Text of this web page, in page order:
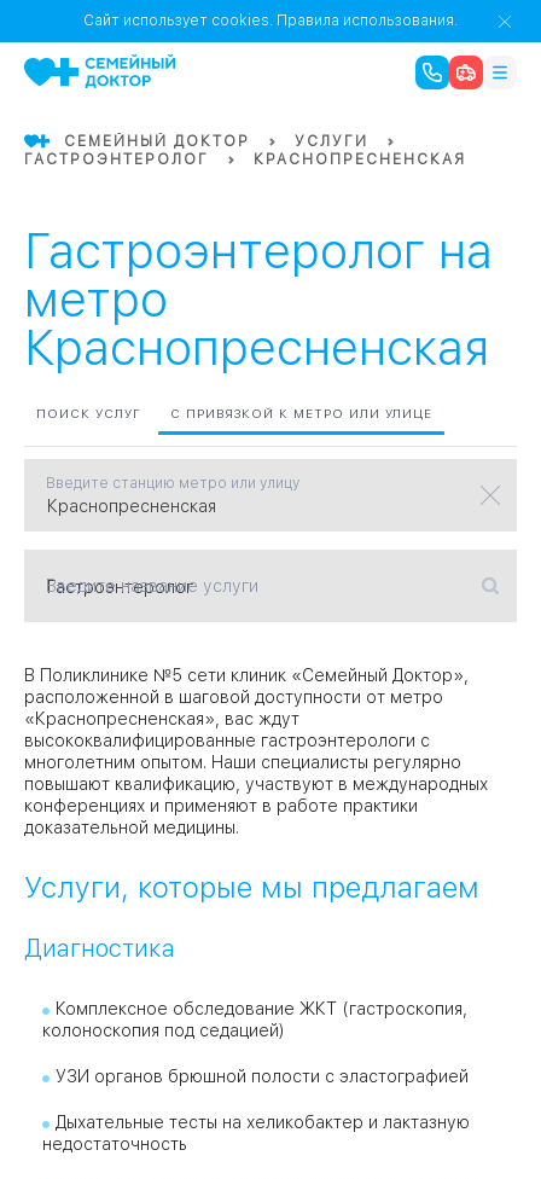
ЗАО
СЗАО
САО
01
06
1 0
1 2
16
Бабушкинская
Бауманская
Теплый Стан Пражская
Академическая
Баррикадная
Речной Вокзал
Академика
Янгеля
Сайт использует cookies. Правила использования.
СЕМЕЙНЫЙ ДОКТОР
УСЛУГИ
ГАСТРОЭНТЕРОЛОГ
КРАСНОПРЕСНЕНСКАЯ
Гастроэнтеролог на
метро
Краснопресненская
ПОИСК УСЛУГ С ПРИВЯЗКОЙ К МЕТРО ИЛИ УЛИЦЕ
Введите станцию метро или улицу
Введите название услуги
В Поликлинике №5 сети клиник «Семейный Доктор»,
расположенной в шаговой доступности от метро
«Краснопресненская», вас ждут
высококвалифицированные гастроэнтерологи с
многолетним опытом. Наши специалисты регулярно
повышают квалификацию, участвуют в международных
конференциях и применяют в работе практики
доказательной медицины.
Услуги, которые мы предлагаем
Диагностика
Комплексное обследование ЖКТ (гастроскопия,
колоноскопия под седацией)
УЗИ органов брюшной полости с эластографией
Дыхательные тесты на хеликобактер и лактазную
недостаточность